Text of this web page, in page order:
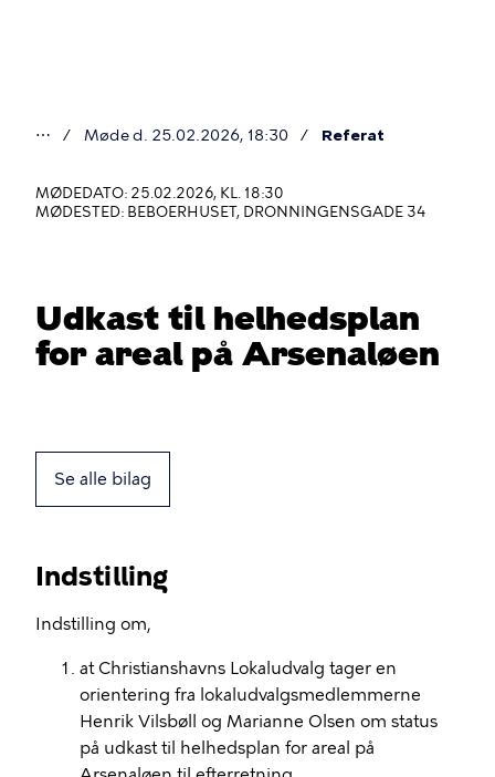
er
her
⋯ Møde d. 25.02.2026, 18:30 Referat
MØDEDATO: 25.02.2026, KL. 18:30
MØDESTED: BEBOERHUSET, DRONNINGENSGADE 34
Udkast til helhedsplan
for areal på Arsenaløen
Se alle bilag
Indstilling
Indstilling om,
at Christianshavns Lokaludvalg tager en
orientering fra lokaludvalgsmedlemmerne
Henrik Vilsbøll og Marianne Olsen om status
på udkast til helhedsplan for areal på